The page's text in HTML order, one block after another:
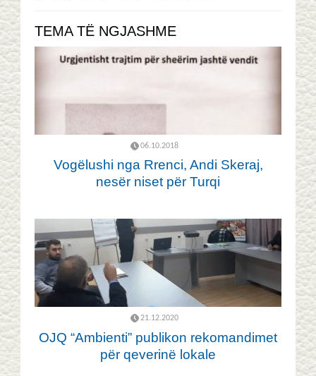
TEMA TË NGJASHME
06.10.2018
Vogëlushi nga Rrenci, Andi Skeraj,
nesër niset për Turqi
21.12.2020
OJQ “Ambienti” publikon rekomandimet
për qeverinë lokale